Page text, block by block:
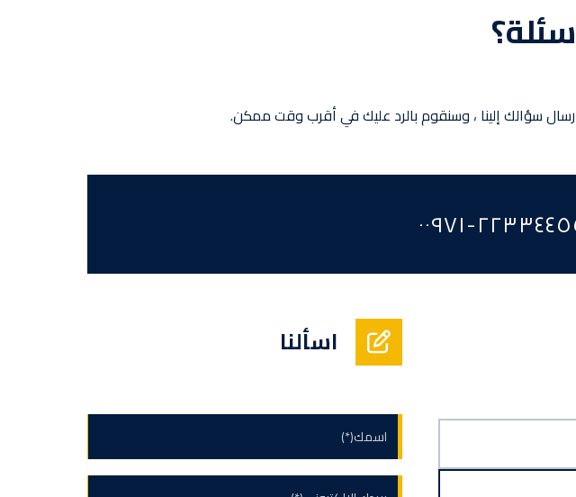
سؤالك إلينا ، وسنقوم بالرد عليك في أقرب وقت ممكن.
اسألنا